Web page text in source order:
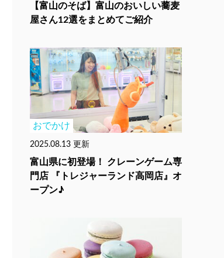
【富山のそば】富山のおいしい蕎麦
屋さん12選をまとめてご紹介
おでかけ
2025.08.13 更新
富山県に初登場！ クレーンゲーム専
門店 『トレジャーランド高岡店』オ
ープン♪